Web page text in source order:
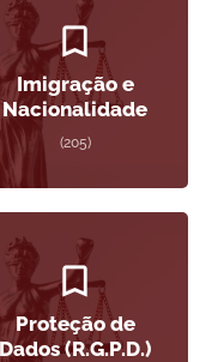
Imigração e
Nacionalidade
(205)
Proteção de
Dados (R.G.P.D.)